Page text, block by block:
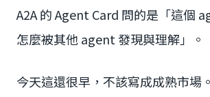
A2A 的 Agent Card 問的是「這個
怎麼被其他 agent 發現與理解」。
今天這還很早，不該寫成成熟市場